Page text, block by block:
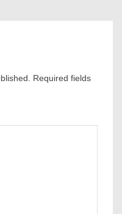
Required fields